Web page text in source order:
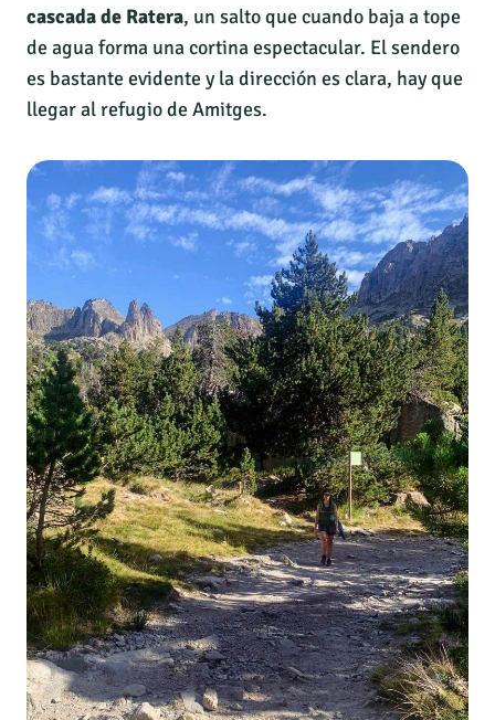
cascada de Ratera, un salto que cuando baja a tope
de agua forma una cortina espectacular. El sendero
es bastante evidente y la dirección es clara, hay que
llegar al refugio de Amitges.